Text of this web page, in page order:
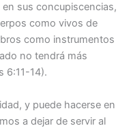
sus concupiscencias,
como vivos de
como instrumentos
no tendrá más
6:11-14).
y puede hacerse en
a dejar de servir al